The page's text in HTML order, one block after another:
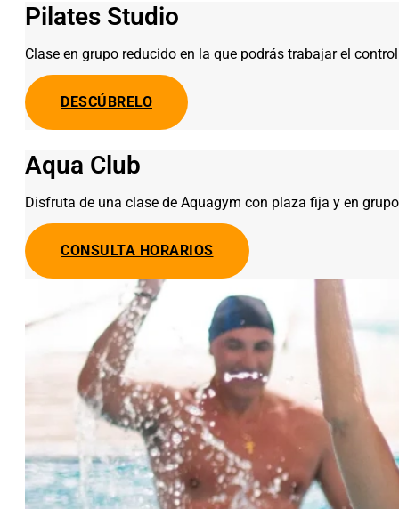
Pilates Studio
Clase en grupo reducido en la que podrás trabajar el
DESCÚBRELO
Aqua Club
Disfruta de una clase de Aquagym con plaza fija y en
CONSULTA HORARIOS